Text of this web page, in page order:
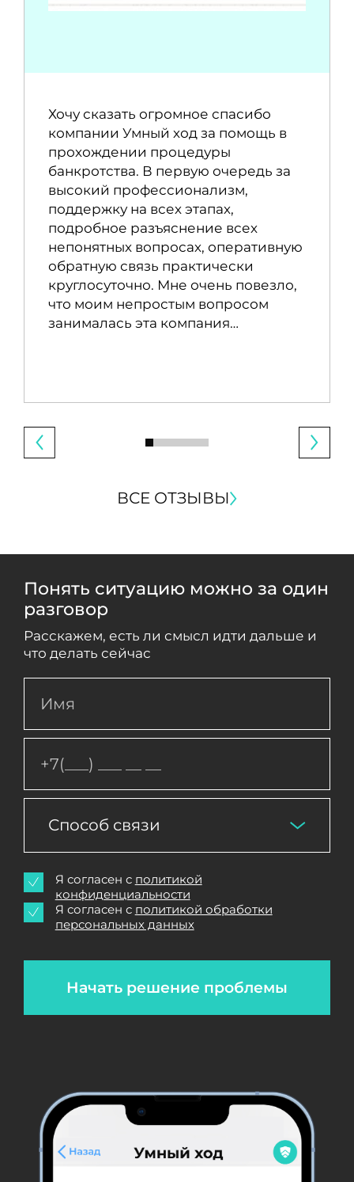
Хочу сказать огромное спасибо
компании Умный ход за помощь в
прохождении процедуры
банкротства. В первую очередь за
высокий профессионализм,
поддержку на всех этапах,
подробное разъяснение всех
непонятных вопросах, оперативную
обратную связь практически
круглосуточно. Мне очень повезло,
что моим непростым вопросом
занималась эта компания…
ВСЕ ОТЗЫВЫ
Понять ситуацию можно за один
разговор
Расскажем, есть ли смысл идти дальше и
что делать сейчас
Способ связи
Начать решение проблемы
Я согласен с политикой
конфиденциальности
Я согласен с политикой обработки
персональных данных